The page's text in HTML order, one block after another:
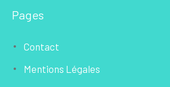
Pages
Contact
Mentions Légales